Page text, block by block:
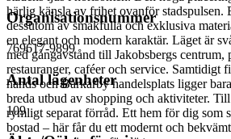
härlig känsla av frihet ovanför stadspulsen.
dessutom av smakfulla och exklusiva
en elegant och modern karaktär. Läget är
med gångavstånd till Jakobsbergs centrum,
restauranger, caféer och service. Samtidigt
hands och Barkarby handelsplats ligger
breda utbud av shopping och aktiviteter.
rymligt separat förråd. Ett hem för dig som
bostad – här får du ett modernt och
Organisationsnummer
769617-9899
Antal lägenheter
109